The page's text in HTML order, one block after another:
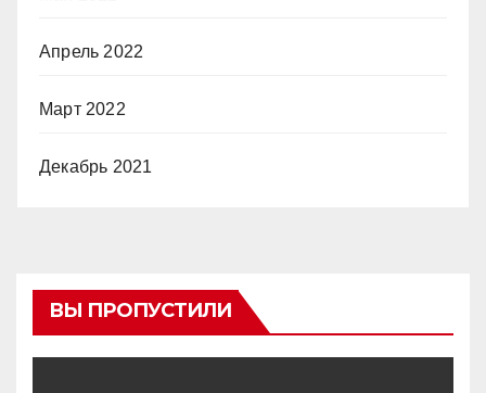
Апрель 2022
Март 2022
Декабрь 2021
ВЫ ПРОПУСТИЛИ